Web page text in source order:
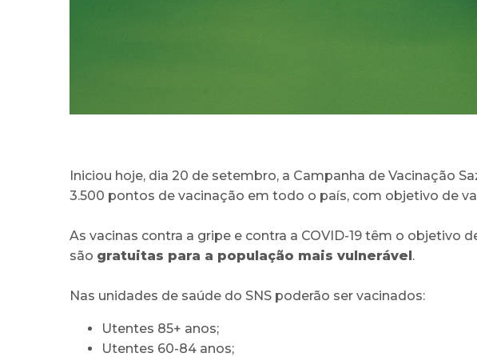
Iniciou hoje, dia 20 de setembro, a Campanha de Vacinação
3.500 pontos de vacinação em todo o país, com objetivo de
As vacinas contra a gripe e contra a COVID-19 têm o objetivo
são gratuitas para a população mais vulnerável.
Nas unidades de saúde do SNS poderão ser vacinados:
Utentes 85+ anos;
Utentes 60-84 anos;